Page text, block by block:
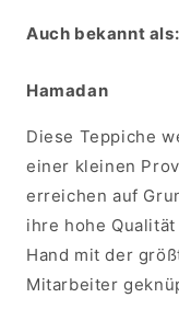
Auch bekannt als:
Hamadan
Diese Teppiche
einer kleinen
erreichen auf
ihre hohe
Hand mit der
Mitarbeiter